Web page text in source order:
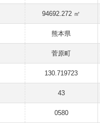
94692.272 ㎡
熊本県
菅原町
130.719723
43
0580